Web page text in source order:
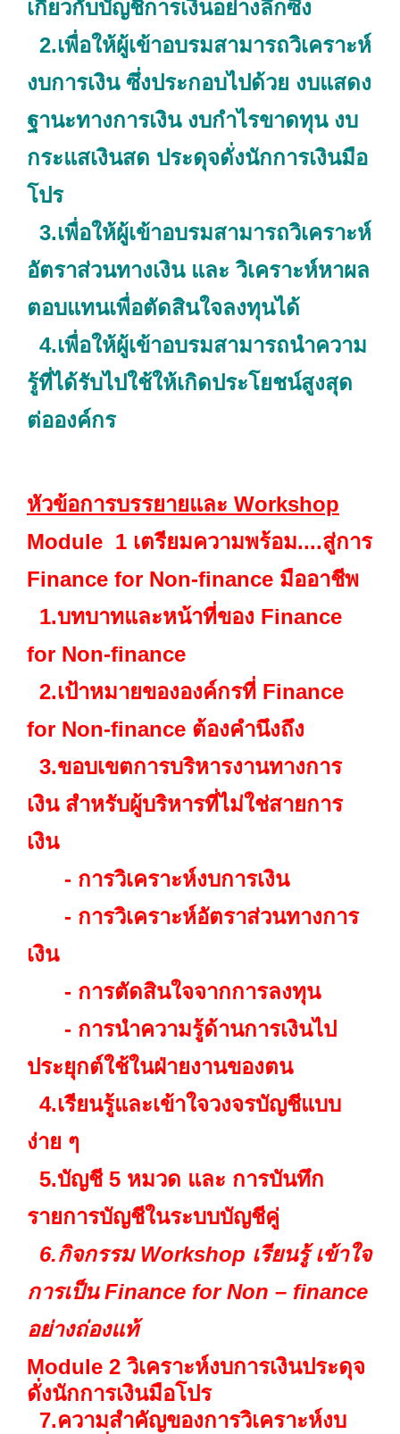
เกี่ยวกับบัญชีการเงินอย่างลึกซึ้ง
2.เพื่อให้ผู้เข้าอบรมสามารถวิเคราะห์
งบการเงิน ซึ่งประกอบไปด้วย งบแสดง
ฐานะทางการเงิน งบกำไรขาดทุน งบ
กระแสเงินสด ประดุจดั่งนักการเงินมือ
โปร
3.เพื่อให้ผู้เข้าอบรมสามารถวิเคราะห์
อัตราส่วนทางเงิน และ วิเคราะห์หาผล
ตอบแทนเพื่อตัดสินใจลงทุนได้
4.เพื่อให้ผู้เข้าอบรมสามารถนำความ
รู้ที่ได้รับไปใช้ให้เกิดประโยชน์สูงสุด
ต่อองค์กร
หัวข้อการบรรยายและ Workshop
Module 1 เตรียมความพร้อม....สู่การ
Finance for Non-finance มืออาชีพ
1.บทบาทและหน้าที่ของ Finance
for Non-finance
2.เป้าหมายขององค์กรที่ Finance
for Non-finance ต้องคำนึงถึง
3.ขอบเขตการบริหารงานทางการ
เงิน สำหรับผู้บริหารที่ไม่ใช่สายการ
เงิน
- การวิเคราะห์งบการเงิน
- การวิเคราะห์อัตราส่วนทางการ
เงิน
- การตัดสินใจจากการลงทุน
- การนำความรู้ด้านการเงินไป
ประยุกต์ใช้ในฝ่ายงานของตน
4.เรียนรู้และเข้าใจวงจรบัญชีแบบ
ง่าย ๆ
5.บัญชี 5 หมวด และ การบันทึก
รายการบัญชีในระบบบัญชีคู่
6.กิจกรรม Workshop เรียนรู้ เข้าใจ
การเป็น Finance for Non – finance
อย่างถ่องแท้
Module 2 วิเคราะห์งบการเงินประดุจ
ดั่งนักการเงินมือโปร
7.ความสำคัญของการวิเคราะห์งบ